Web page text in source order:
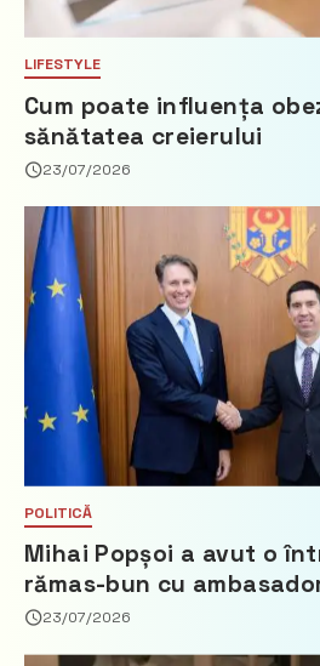
LIFESTYLE
Cum poate influența
sănătatea creierului
23/07/2026
POLITICĂ
Mihai Popșoi a avut o
rămas-bun cu
Țărilor de Jos, Fred Duijn
23/07/2026